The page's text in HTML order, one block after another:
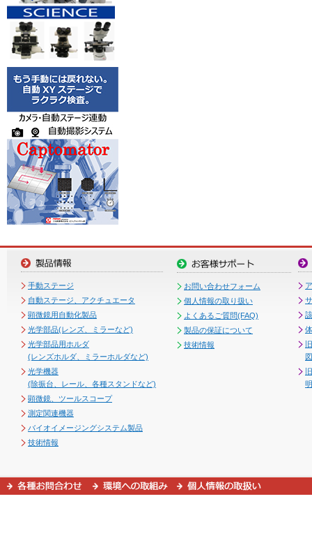
手動ステージ
自動ステージ、アクチュエータ
顕微鏡用自動化製品
光学部品(レンズ、ミラーなど)
光学部品用ホルダ
(レンズホルダ、ミラーホルダなど)
光学機器
(除振台、レール、各種スタンドなど)
顕微鏡、ツールスコープ
測定関連機器
バイオイメージングシステム製品
技術情報
お問い合わせフォーム
個人情報の取り扱い
よくあるご質問(FAQ)
製品の保証について
技術情報